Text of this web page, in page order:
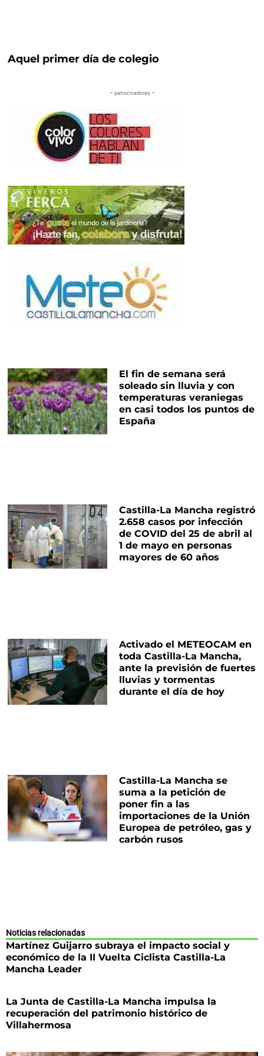
Aquel primer día de colegio
– patrocinadores –
El fin de semana será
soleado sin lluvia y con
temperaturas veraniegas
en casi todos los puntos de
España
Castilla-La Mancha registró
2.658 casos por infección
de COVID del 25 de abril al
1 de mayo en personas
mayores de 60 años
Activado el METEOCAM en
toda Castilla-La Mancha,
ante la previsión de fuertes
lluvias y tormentas
durante el día de hoy
Castilla-La Mancha se
suma a la petición de
poner fin a las
importaciones de la Unión
Europea de petróleo, gas y
carbón rusos
Noticias relacionadas
Martínez Guijarro subraya el impacto social y
económico de la II Vuelta Ciclista Castilla-La
Mancha Leader
La Junta de Castilla-La Mancha impulsa la
recuperación del patrimonio histórico de
Villahermosa